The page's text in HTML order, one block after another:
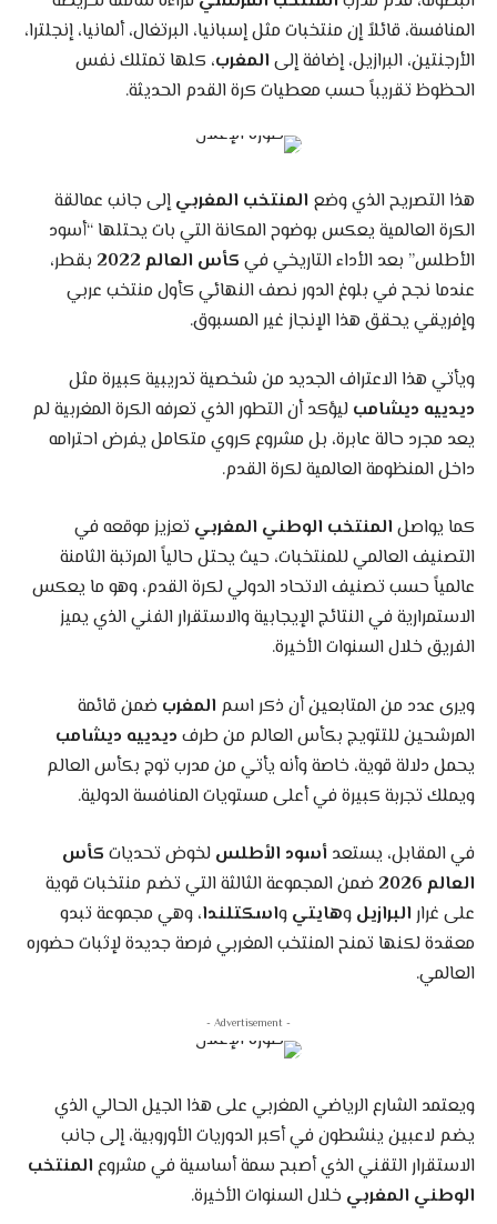
المنافسة، قائلاً إن منتخبات مثل إسبانيا، البرتغال، ألمانيا، إنجلترا،
الأرجنتين، البرازيل، إضافة إلىالمغرب، كلها تمتلك نفس
الحظوظ تقريباً حسب معطيات كرة القدم الحديثة.
هذا التصريح الذي وضعالمنتخب المغربيإلى جانب عمالقة
الكرة العالمية يعكس بوضوح المكانة التي بات يحتلها “أسود
الأطلس” بعد الأداء التاريخي فيكأس العالم 2022
بقطر،
عندما نجح في بلوغ الدور نصف النهائي كأول منتخب عربي
وإفريقي يحقق هذا الإنجاز غير المسبوق.
ويأتي هذا الاعتراف الجديد من شخصية تدريبية كبيرة مثل
ديدييه ديشامبليؤكد أن التطور الذي تعرفه الكرة المغربية لم
يعد مجرد حالة عابرة، بل مشروع كروي متكامل يفرض احترامه
داخل المنظومة العالمية لكرة القدم.
كما يواصلالمنتخب الوطني المغربيتعزيز موقعه في
التصنيف العالمي للمنتخبات، حيث يحتل حالياً المرتبة الثامنة
عالمياً حسب تصنيف الاتحاد الدولي لكرة القدم، وهو ما يعكس
الاستمرارية في النتائج الإيجابية والاستقرار الفني الذي يميز
الفريق خلال السنوات الأخيرة.
ويرى عدد من المتابعين أن ذكر اسمالمغربضمن قائمة
المرشحين للتتويج بكأس العالم من طرفديدييه ديشامب
يحمل دلالة قوية، خاصة وأنه يأتي من مدرب توج بكأس العالم
ويملك تجربة كبيرة في أعلى مستويات المنافسة الدولية.
في المقابل، يستعدأسود الأطلسلخوض تحدياتكأس
العالم 2026
ضمن المجموعة الثالثة التي تضم منتخبات قوية
على غرارالبرازيلوهايتيواسكتلندا، وهي مجموعة تبدو
معقدة لكنها تمنح المنتخب المغربي فرصة جديدة لإثبات حضوره
العالمي.
ويعتمد الشارع الرياضي المغربي على هذا الجيل الحالي الذي
يضم لاعبين ينشطون في أكبر الدوريات الأوروبية، إلى جانب
الاستقرار التقني الذي أصبح سمة أساسية في مشروعالمنتخب
الوطني المغربيخلال السنوات الأخيرة.